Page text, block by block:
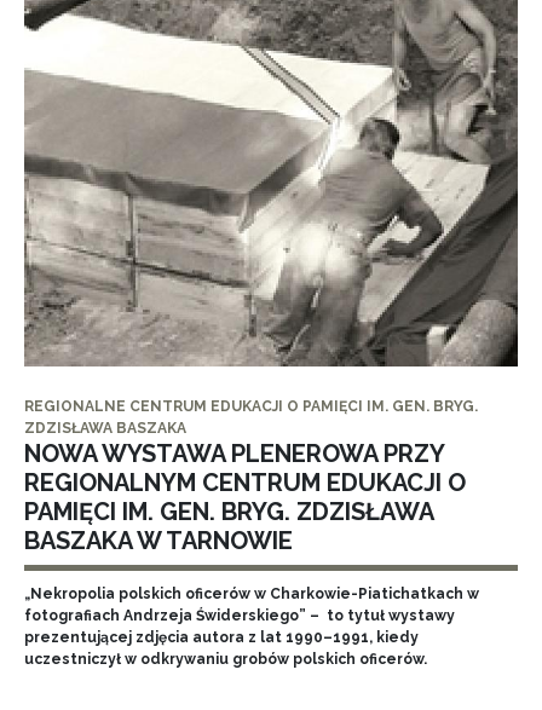
REGIONALNE CENTRUM EDUKACJI O PAMIĘCI IM. GEN. BRYG.
ZDZISŁAWA BASZAKA
NOWA WYSTAWA PLENEROWA PRZY
REGIONALNYM CENTRUM EDUKACJI O
PAMIĘCI IM. GEN. BRYG. ZDZISŁAWA
BASZAKA W TARNOWIE
„Nekropolia polskich oficerów w Charkowie-Piatichatkach w
fotografiach Andrzeja Świderskiego” – to tytuł wystawy
prezentującej zdjęcia autora z lat 1990–1991, kiedy
uczestniczył w odkrywaniu grobów polskich oficerów.